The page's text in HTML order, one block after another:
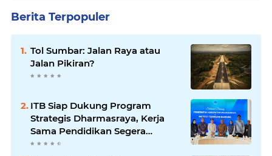
Berita Terpopuler
Tol Sumbar: Jalan Raya atau
Jalan Pikiran?
ITB Siap Dukung Program
Strategis Dharmasraya, Kerja
Sama Pendidikan Segera
Difinalkan